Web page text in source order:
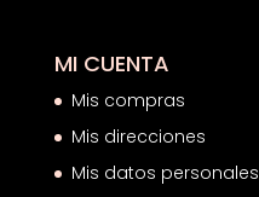
MI CUENTA
Mis compras
Mis direcciones
Mis datos personales